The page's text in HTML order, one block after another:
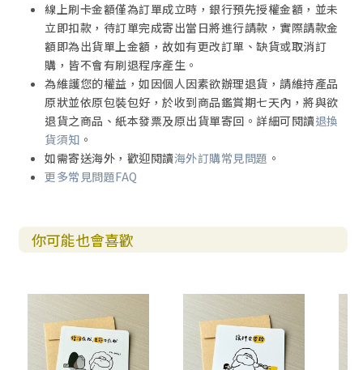
線上刷卡金額僅為訂單成立時，銀行預先授權金額，並未
立即扣款，待訂單完成寄出當日將進行請款，實際請款金
額即為出貨單上金額，故如有更改訂單、缺貨或取消訂
購，皆不會有刷退程序產生。
為維護您的權益，如因個人因素欲辦理退貨，請維持產品
原狀並依原包裝包好，於收到商品鑑賞期七天內，將與欲
退貨之商品、紙本發票及原出貨單寄回。詳細可閱讀退換
貨須知 。
如需寄送海外，歡迎閱讀海外訂購常見問題 。
更多常見問題FAQ
你可能也會喜歡